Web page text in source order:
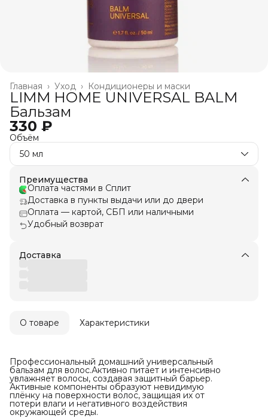
Кондиционеры и маски
Уход ›
Главная ›
LIMM HOME UNIVERSAL BALM
Бальзам
330 ₽
Объём
50 мл
Преимущества
Оплата частями в Сплит
Доставка в пункты выдачи или до двери
Оплата — картой, СБП или наличными
Удобный возврат
Доставка
О товаре Характеристики
Профессиональный домашний универсальный
бальзам для волос.Активно питает и интенсивно
увлажняет волосы, создавая защитный барьер.
Активные компоненты образуют невидимую
плёнку на поверхности волос, защищая их от
потери влаги и негативного воздействия
окружающей среды.